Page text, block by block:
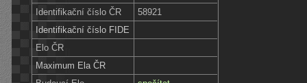
Identifikační číslo ČR
58921
Identifikační číslo FIDE
Elo ČR
Maximum Ela ČR